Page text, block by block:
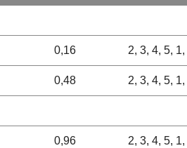
0,16 2, 3, 4, 5,
0,48 2, 3, 4, 5,
0,96 2, 3, 4, 5,